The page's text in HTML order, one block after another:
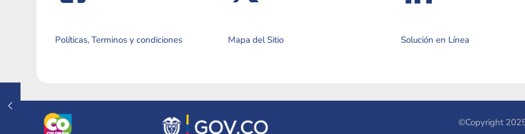
Políticas, Terminos y condiciones Mapa del Sitio Solución en Línea
©Copyright